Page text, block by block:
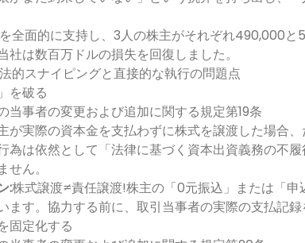
全面的に支持し、3人の株主がそれぞれ490,000と
は数百万ドルの損失を回復しました。
的スナイピングと直接的な執行の問題点
を破る
当事者の変更および追加に関する規定第19条
が実際の資本金を支払わずに株式を譲渡した場合
為は依然として「法律に基づく資本出資義務の不
ん。
:株式譲渡≠責任譲渡!株主の「0元振込」または「
ます。協力する前に、取引当事者の実際の支払記録
固定化する